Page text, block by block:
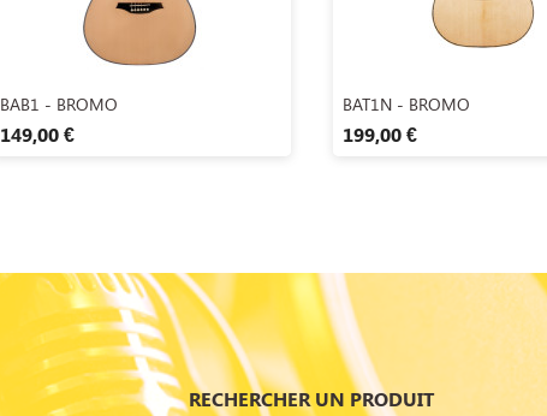
 Aperçu rapide
BAB1 - BROMO
149,00 €
Aperçu rapide
BAT1N - BROMO
199,00 €
RECHERCHER UN PRODUIT